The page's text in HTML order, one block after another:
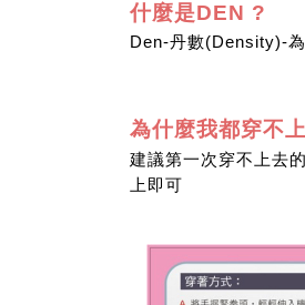
什麼是DEN ?
Den-丹數(Density)-
為什麼我都穿不
建議第一次穿不上去
上即可